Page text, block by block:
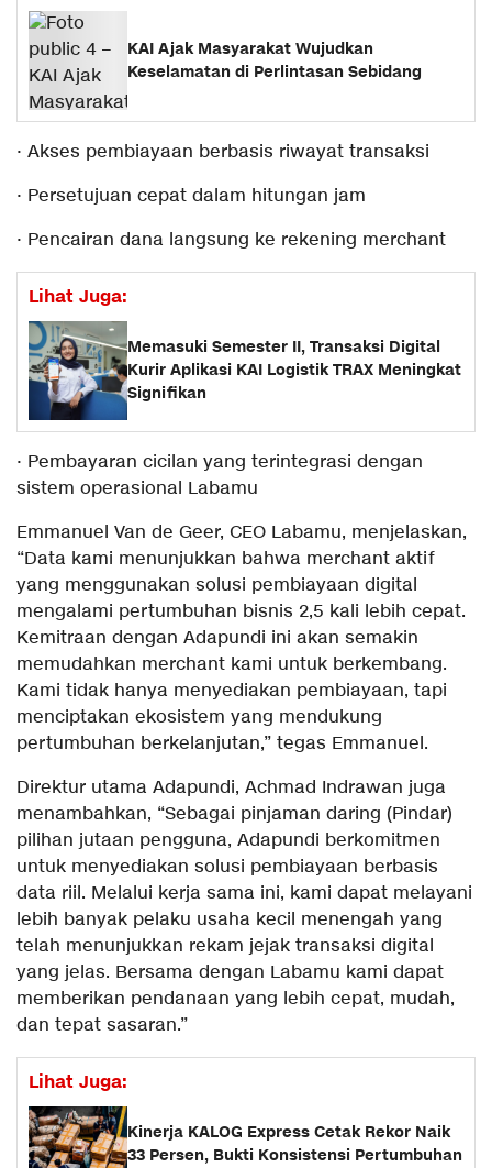
KAI Ajak Masyarakat Wujudkan
Keselamatan di Perlintasan Sebidang
· Akses pembiayaan berbasis riwayat transaksi
· Persetujuan cepat dalam hitungan jam
· Pencairan dana langsung ke rekening merchant
Lihat Juga:
Memasuki Semester II, Transaksi Digital
Kurir Aplikasi KAI Logistik TRAX Meningkat
Signifikan
· Pembayaran cicilan yang terintegrasi dengan
sistem operasional Labamu
Emmanuel Van de Geer, CEO Labamu, menjelaskan,
“Data kami menunjukkan bahwa merchant aktif
yang menggunakan solusi pembiayaan digital
mengalami pertumbuhan bisnis 2,5 kali lebih cepat.
Kemitraan dengan Adapundi ini akan semakin
memudahkan merchant kami untuk berkembang.
Kami tidak hanya menyediakan pembiayaan, tapi
menciptakan ekosistem yang mendukung
pertumbuhan berkelanjutan,” tegas Emmanuel.
Direktur utama Adapundi, Achmad Indrawan juga
menambahkan, “Sebagai pinjaman daring (Pindar)
pilihan jutaan pengguna, Adapundi berkomitmen
untuk menyediakan solusi pembiayaan berbasis
data riil. Melalui kerja sama ini, kami dapat melayani
lebih banyak pelaku usaha kecil menengah yang
telah menunjukkan rekam jejak transaksi digital
yang jelas. Bersama dengan Labamu kami dapat
memberikan pendanaan yang lebih cepat, mudah,
dan tepat sasaran.”
Lihat Juga:
Kinerja KALOG Express Cetak Rekor Naik
33 Persen, Bukti Konsistensi Pertumbuhan